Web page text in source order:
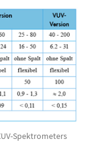
Spektrometers